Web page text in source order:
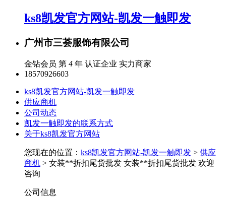
ks8凯发官方网站-凯发一触即发
广州市三荟服饰有限公司
金钻会员 第 4 年 认证企业 实力商家
18570926603
ks8凯发官方网站-凯发一触即发
供应商机
公司动态
凯发一触即发的联系方式
关于ks8凯发官方网站
您现在的位置： ks8凯发官方网站-凯发一触即发 > 供应
商机 > 女装**折扣尾货批发 女装**折扣尾货批发 欢迎
咨询
公司信息